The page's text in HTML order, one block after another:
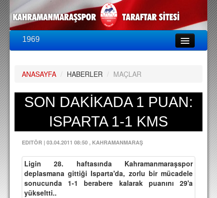
1969
PUAN DURUMU
FİKSTÜR
A TAKIM KADROSU
TEKNİK KADRO
TRANSFERLER
TARAFTAR
ANASAYFA / HABERLER / MAÇLAR
SON DAKİKADA 1 PUAN:
ISPARTA 1-1 KMS
EDITÖR | 03.04.2011 08:50 , KAHRAMANMARAŞ
Ligin 28. haftasında Kahramanmaraşspor
deplasmana gittiği Isparta'da, zorlu bir mücadele
sonucunda 1-1 berabere kalarak puanını 29'a
yükseltti..